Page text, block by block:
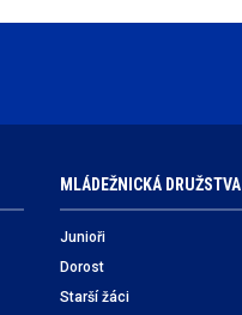
MLÁDEŽNICKÁ DRUŽSTVA
Junioři
Dorost
Starší žáci